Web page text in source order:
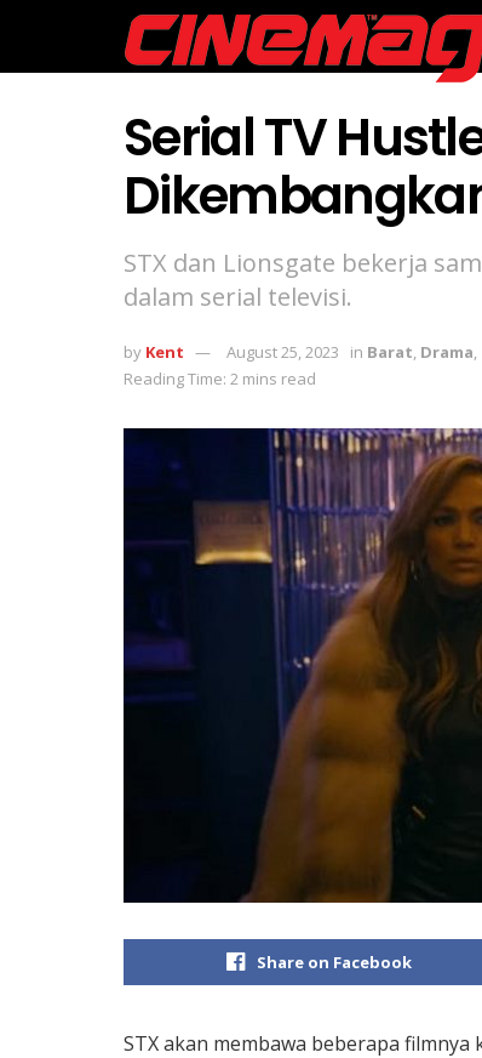
Serial TV
STX dan Lionsgate bekerja
dalam serial televisi.
by Kent August 25, 2023 in Barat, Drama,
Reading Time: 2 mins read
Share on Facebook
STX akan membawa beberapa